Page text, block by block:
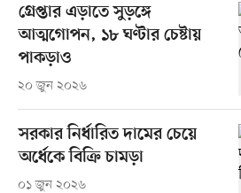
গ্রেপ্তার এড়াতে সুড়ঙ্গে
আত্মগোপন, ১৮ ঘণ্টার চেষ্টায়
পাকড়াও
২০ জুন ২০২৬
সরকার নির্ধারিত দামের চেয়ে
অর্ধেকে বিক্রি চামড়া
০১ জুন ২০২৬